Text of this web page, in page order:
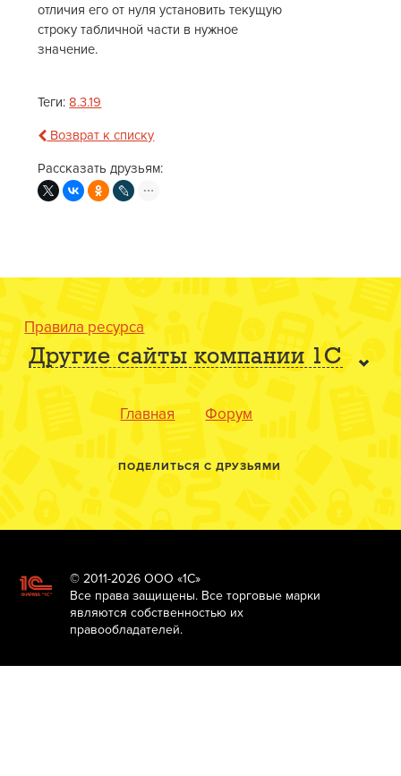
отличия его от нуля установить текущую
строку табличной части в нужное
значение.
Теги:8.3.19
Возврат к списку
Рассказать друзьям:
Правила ресурса
Другие сайты компании 1С
Главная Форум
ПОДЕЛИТЬСЯ С ДРУЗЬЯМИ
© 2011-2026 ООО «1С»
Все права защищены. Все торговые марки
являются собственностью их
правообладателей.